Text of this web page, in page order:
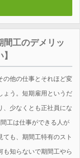
間工のデメリッ
の他の仕事とそれほど変
ょう。短期雇用というだ
、少なくとも正社員にな
工は仕事ができる人が
も、期間工特有のスト
も知らないで期間工やら